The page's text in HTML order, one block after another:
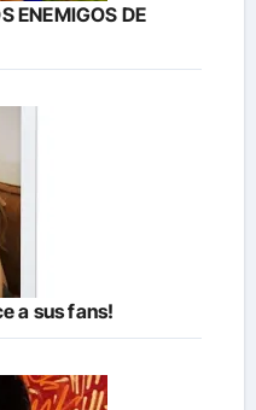
ENEMIGOS DE
a sus fans!